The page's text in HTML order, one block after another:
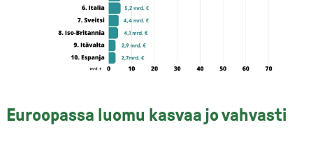
Euroopassa luomu kasvaa jo vahvasti